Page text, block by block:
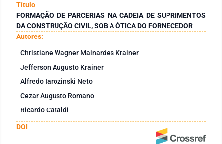
Título
FORMAÇÃO DE PARCERIAS NA CADEIA DE SUPRIMENTOS
DA CONSTRUÇÃO CIVIL, SOB A ÓTICA DO FORNECEDOR
Autores:
Christiane Wagner Mainardes Krainer
Jefferson Augusto Krainer
Alfredo Iarozinski Neto
Cezar Augusto Romano
Ricardo Cataldi
DOI